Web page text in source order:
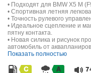
• Подходят для BMW X5 M
• Спортивная летняя
• Точность рулевого
• Идеальное сцепление и
пятну контакта.
• Новая силика и рисунок
автомобиль от
Показать полностью
C A